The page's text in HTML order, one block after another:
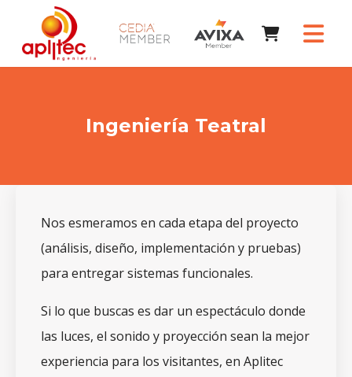
Ingeniería Teatral
Nos esmeramos en cada etapa del proyecto
(análisis, diseño, implementación y pruebas)
para entregar sistemas funcionales.
Si lo que buscas es dar un espectáculo donde
las luces, el sonido y proyección sean la mejor
experiencia para los visitantes, en Aplitec